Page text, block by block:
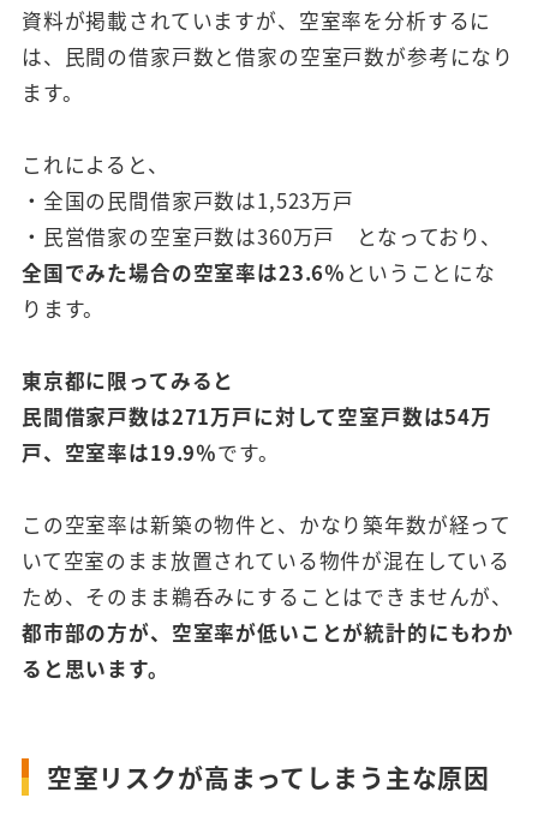
資料が掲載されていますが、空室率を分析するに
は、民間の借家戸数と借家の空室戸数が参考になり
ます。
これによると、
・全国の民間借家戸数は1,523万戸
・民営借家の空室戸数は360万戸 となっており、
全国でみた場合の空室率は23.6％ ということにな
ります。
東京都に限ってみると
民間借家戸数は271万戸に対して空室戸数は54万
戸、空室率は19.9％です。
この空室率は新築の物件と、かなり築年数が経って
いて空室のまま放置されている物件が混在している
ため、そのまま鵜呑みにすることはできませんが、
都市部の方が、空室率が低いことが統計的にもわか
ると思います。
空室リスクが高まってしまう主な原因